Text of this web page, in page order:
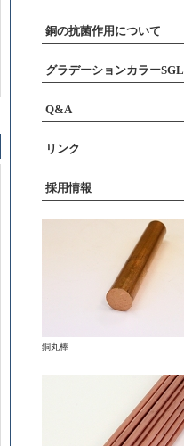
銅の抗菌作用について
グラデーションカラーSGL
Q&A
リンク
採用情報
銅丸棒